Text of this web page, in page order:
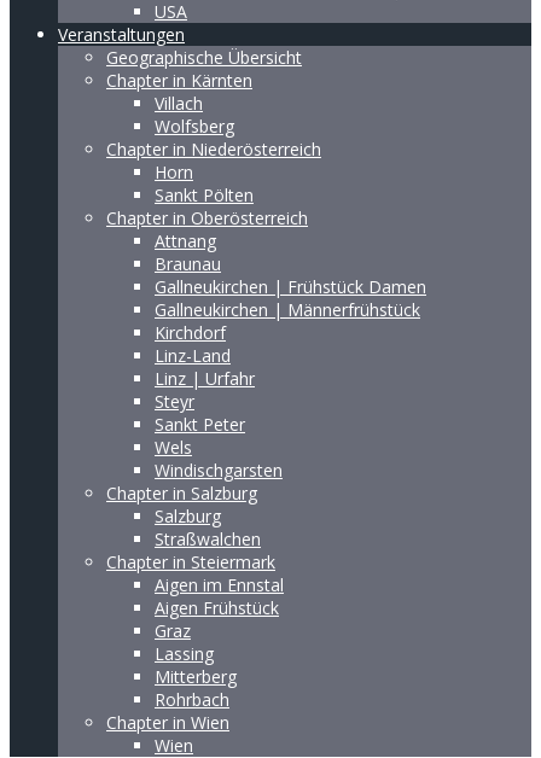
USA
Veranstaltungen
Geographische Übersicht
Chapter in Kärnten
Villach
Wolfsberg
Chapter in Niederösterreich
Horn
Sankt Pölten
Chapter in Oberösterreich
Attnang
Braunau
Gallneukirchen | Frühstück Damen
Gallneukirchen | Männerfrühstück
Kirchdorf
Linz-Land
Linz | Urfahr
Steyr
Sankt Peter
Wels
Windischgarsten
Chapter in Salzburg
Salzburg
Straßwalchen
Chapter in Steiermark
Aigen im Ennstal
Aigen Frühstück
Graz
Lassing
Mitterberg
Rohrbach
Chapter in Wien
Wien